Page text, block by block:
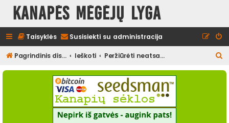
Kanapės mėgėjų lyga
Taisyklės Susisiekti su administracija
Pagrindinis diskusijų puslapis Ieškoti Peržiūrėti neatsakytus pranešimus
e